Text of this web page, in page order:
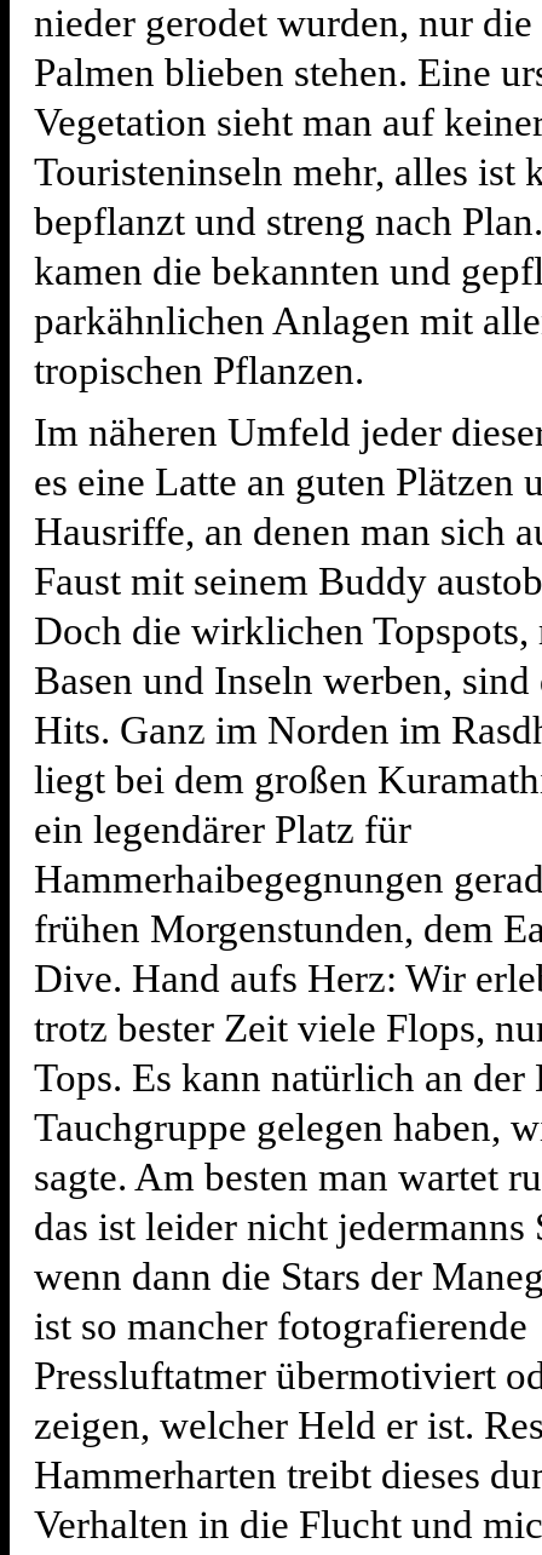
nieder gerodet wurden, nur
Palmen blieben stehen. Eine
Vegetation sieht man auf
Touristeninseln mehr, alles ist
bepflanzt und streng nach
kamen die bekannten und
parkähnlichen Anlagen mit
tropischen Pflanzen.
Im näheren Umfeld jeder
es eine Latte an guten Plätzen
Hausriffe, an denen man sich
Faust mit seinem Buddy
Doch die wirklichen Topspots,
Basen und Inseln werben, sind
Hits. Ganz im Norden im
liegt bei dem großen
ein legendärer Platz für
Hammerhaibegegnungen
frühen Morgenstunden, dem
Dive. Hand aufs Herz: Wir
trotz bester Zeit viele Flops,
Tops. Es kann natürlich an
Tauchgruppe gelegen haben,
sagte. Am besten man wartet
das ist leider nicht jedermanns
wenn dann die Stars der
ist so mancher fotografierende
Pressluftatmer übermotiviert
zeigen, welcher Held er ist.
Hammerharten treibt dieses
Verhalten in die Flucht und